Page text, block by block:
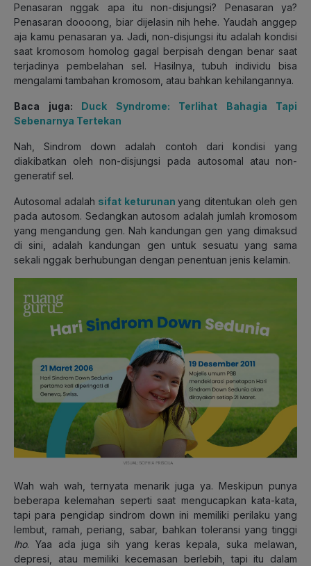
Penasaran nggak apa itu non-disjungsi? Penasaran ya?
Penasaran doooong, biar dijelasin nih hehe. Yaudah anggep
aja kamu penasaran ya. Jadi, non-disjungsi itu adalah kondisi
saat kromosom homolog gagal berpisah dengan benar saat
terjadinya pembelahan sel. Hasilnya, tubuh individu bisa
mengalami tambahan kromosom, atau bahkan kehilangannya.
Baca juga: Duck Syndrome: Terlihat Bahagia Tapi
Sebenarnya Tertekan
Nah, Sindrom down adalah contoh dari kondisi yang
diakibatkan oleh non-disjungsi pada autosomal atau non-
generatif sel.
Autosomal adalah sifat keturunan yang ditentukan oleh gen
pada autosom. Sedangkan autosom adalah jumlah kromosom
yang mengandung gen. Nah kandungan gen yang dimaksud
di sini, adalah kandungan gen untuk sesuatu yang sama
sekali nggak berhubungan dengan penentuan jenis kelamin.
Wah wah wah, ternyata menarik juga ya. Meskipun punya
beberapa kelemahan seperti saat mengucapkan kata-kata,
tapi para pengidap sindrom down ini memiliki perilaku yang
lembut, ramah, periang, sabar, bahkan toleransi yang tinggi
lho. Yaa ada juga sih yang keras kepala, suka melawan,
depresi, atau memiliki kecemasan berlebih, tapi itu dalam